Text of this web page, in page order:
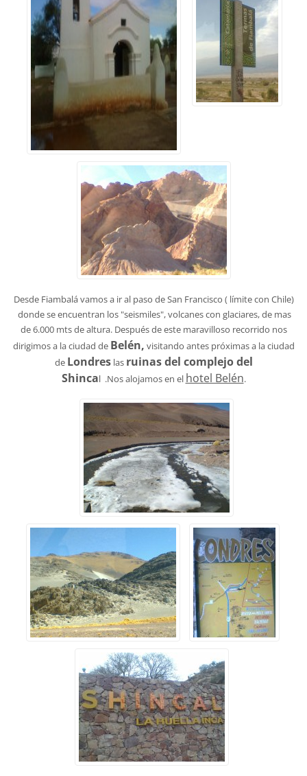
Desde Fiambalá vamos a ir al paso de San Francisco ( límite con Chile)
donde se encuentran los "seismiles", volcanes con glaciares, de mas
de 6.000 mts de altura. Después de este maravilloso recorrido nos
dirigimos a la ciudad de Belén, visitando antes próximas a la ciudad
de Londreslas ruinas del complejo del
Shincal .Nos alojamos en el hotel Belén.